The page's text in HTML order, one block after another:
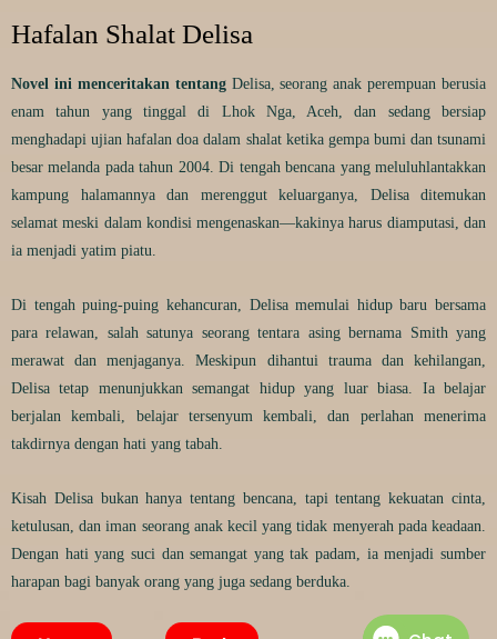
Hafalan Shalat Delisa
Novel ini menceritakan tentangDelisa, seorang anak perempuan berusia
enam tahun yang tinggal di Lhok Nga, Aceh, dan sedang bersiap
menghadapi ujian hafalan doa dalam shalat ketika gempa bumi dan tsunami
besar melanda pada tahun 2004. Di tengah bencana yang meluluhlantakkan
kampung halamannya dan merenggut keluarganya, Delisa ditemukan
selamat meski dalam kondisi mengenaskan—kakinya harus diamputasi, dan
ia menjadi yatim piatu.
Di tengah puing-puing kehancuran, Delisa memulai hidup baru bersama
para relawan, salah satunya seorang tentara asing bernama Smith yang
merawat dan menjaganya. Meskipun dihantui trauma dan kehilangan,
Delisa tetap menunjukkan semangat hidup yang luar biasa. Ia belajar
berjalan kembali, belajar tersenyum kembali, dan perlahan menerima
takdirnya dengan hati yang tabah.
Kisah Delisa bukan hanya tentang bencana, tapi tentang kekuatan cinta,
ketulusan, dan iman seorang anak kecil yang tidak menyerah pada keadaan.
Dengan hati yang suci dan semangat yang tak padam, ia menjadi sumber
harapan bagi banyak orang yang juga sedang berduka.